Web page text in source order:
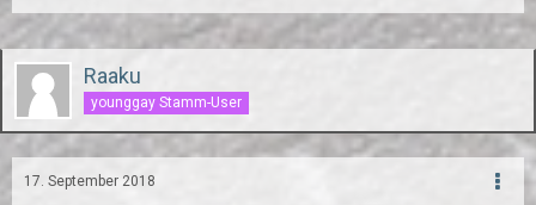
Raaku
younggay Stamm-User
17. September 2018